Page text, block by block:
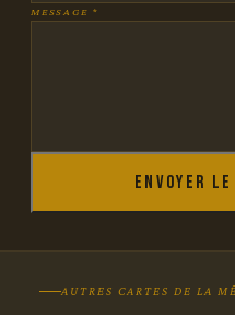
MESSAGE *
Envoyer
AUTRES CARTES DE LA